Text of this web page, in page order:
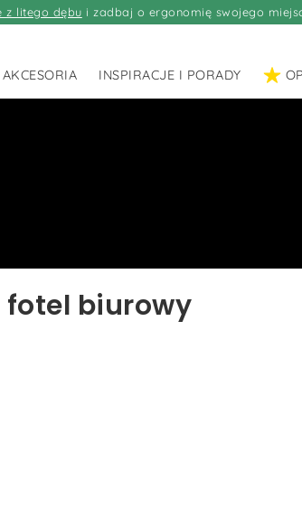
z litego dębu i zadbaj o ergonomię swojego
AKCESORIA INSPIRACJE I PORADY
fotel biurowy